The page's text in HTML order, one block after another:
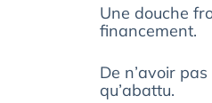
Une douche
financement.
De n’avoir
qu’abattu.